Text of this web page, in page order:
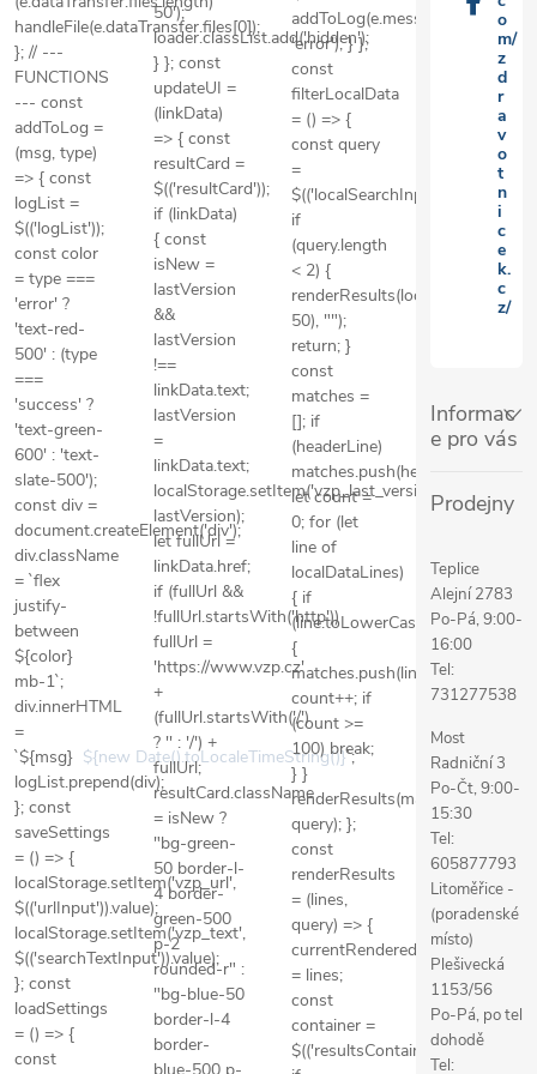
handleFile(e.dataTransfer.files[0]);
}; // ---
FUNCTIONS
--- const
addToLog =
(msg, type)
=> { const
logList =
$(('logList'));
const color
= type ===
'error' ?
'text-red-
500' : (type
===
'success' ?
'text-green-
600' : 'text-
slate-500');
const div =
document.createElement('div');
div.className
= `flex
justify-
between
${color}
mb-1`;
div.innerHTML
=
`${msg} ${new Date().toLocaleTimeString()}`;
logList.prepend(div);
}; const
saveSettings
= () => {
localStorage.setItem('vzp_url',
$(('urlInput')).value);
localStorage.setItem('vzp_text',
$(('searchTextInput')).value);
}; const
loadSettings
= () => {
const
50');
loader.classList.add('hidden');
} }; const
updateUI =
(linkData)
=> { const
resultCard =
$(('resultCard'));
if (linkData)
{ const
isNew =
lastVersion
&&
lastVersion
!==
linkData.text;
lastVersion
=
linkData.text;
localStorage.setItem('vzp_last_version',
lastVersion);
let fullUrl =
linkData.href;
if (fullUrl &&
!fullUrl.startsWith('http'))
fullUrl =
'https://www.vzp.cz'
+
(fullUrl.startsWith('/')
? '' : '/') +
fullUrl;
resultCard.className
= isNew ?
"bg-green-
50 border-l-
4 border-
green-500
p-2
rounded-r" :
"bg-blue-50
border-l-4
border-
addToLog(e.message,
'error'); } };
const
filterLocalData
= () => {
const query
=
if
(query.length
< 2) {
50), "");
return; }
const
matches =
[]; if
(headerLine)
matches.push(headerLine);
let count =
0; for (let
line of
localDataLines)
{ if
{
matches.push(line);
count++; if
(count >=
100) break;
} }
renderResults(matches,
query); };
const
renderResults
= (lines,
query) => {
currentRenderedLines
= lines;
const
container =
$(('resultsContainer'));
Informac
e pro vás
Prodejny
Teplice
Alejní 2783
Po-Pá, 9:00-
16:00
Tel:
731277538
Most
Radniční 3
Po-Čt, 9:00-
15:30
Tel:
605877793
Litoměřice -
(poradenské
místo)
Plešivecká
1153/56
Po-Pá, po tel
dohodě
Tel:
o
m/
z
d
r
a
v
o
t
n
i
c
e
k.
c
z/